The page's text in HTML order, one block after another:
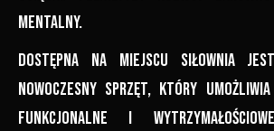
mentalny.
Dostępna na miejscu siłownia
nowoczesny sprzęt, który
funkcjonalne i